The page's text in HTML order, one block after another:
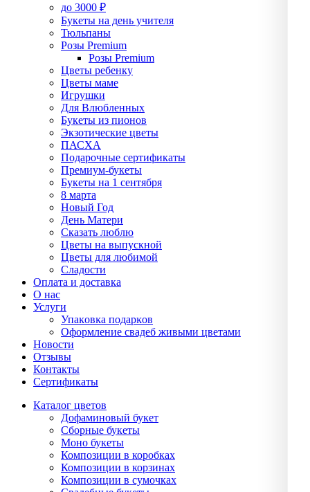
до 3000 ₽
Букеты на день учителя
Тюльпаны
Розы Premium
Розы Premium
Цветы ребенку
Цветы маме
Игрушки
Для Влюбленных
Букеты из пионов
Экзотические цветы
ПАСХА
Подарочные сертификаты
Премиум-букеты
Букеты на 1 сентября
8 марта
Новый Год
День Матери
Сказать люблю
Цветы на выпускной
Цветы для любимой
Сладости
Оплата и доставка
О нас
Услуги
Упаĸовĸа подарĸов
Оформление свадеб живыми цветами
Новости
Отзывы
Контакты
Сертификаты
Каталог цветов
Дофаминовый букет
Сборные букеты
Моно букеты
Композиции в коробках
Композиции в корзинах
Композиции в сумочках